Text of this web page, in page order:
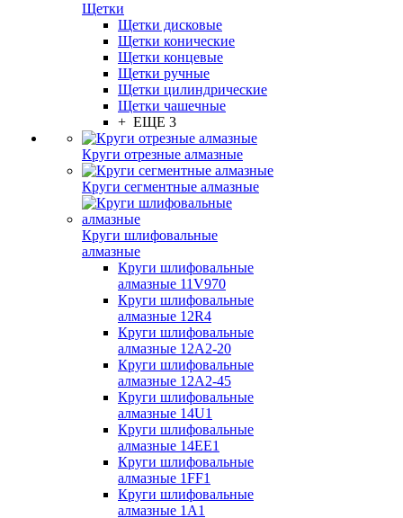
Щетки
Щетки дисковые
Щетки конические
Щетки концевые
Щетки ручные
Щетки цилиндрические
Щетки чашечные
+ ЕЩЕ 3
Круги отрезные алмазные
Круги сегментные алмазные
Круги шлифовальные
алмазные
Круги шлифовальные
алмазные 11V970
Круги шлифовальные
алмазные 12R4
Круги шлифовальные
алмазные 12А2-20
Круги шлифовальные
алмазные 12А2-45
Круги шлифовальные
алмазные 14U1
Круги шлифовальные
алмазные 14ЕЕ1
Круги шлифовальные
алмазные 1FF1
Круги шлифовальные
алмазные 1А1